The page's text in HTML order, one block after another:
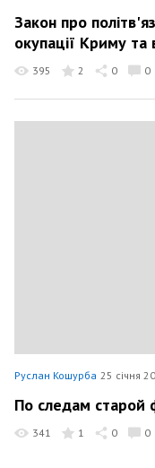
Закон про
окупації Криму та
395 2 0 0
Руслан Кошурба 25 січня
По следам старой
341 1 0 0